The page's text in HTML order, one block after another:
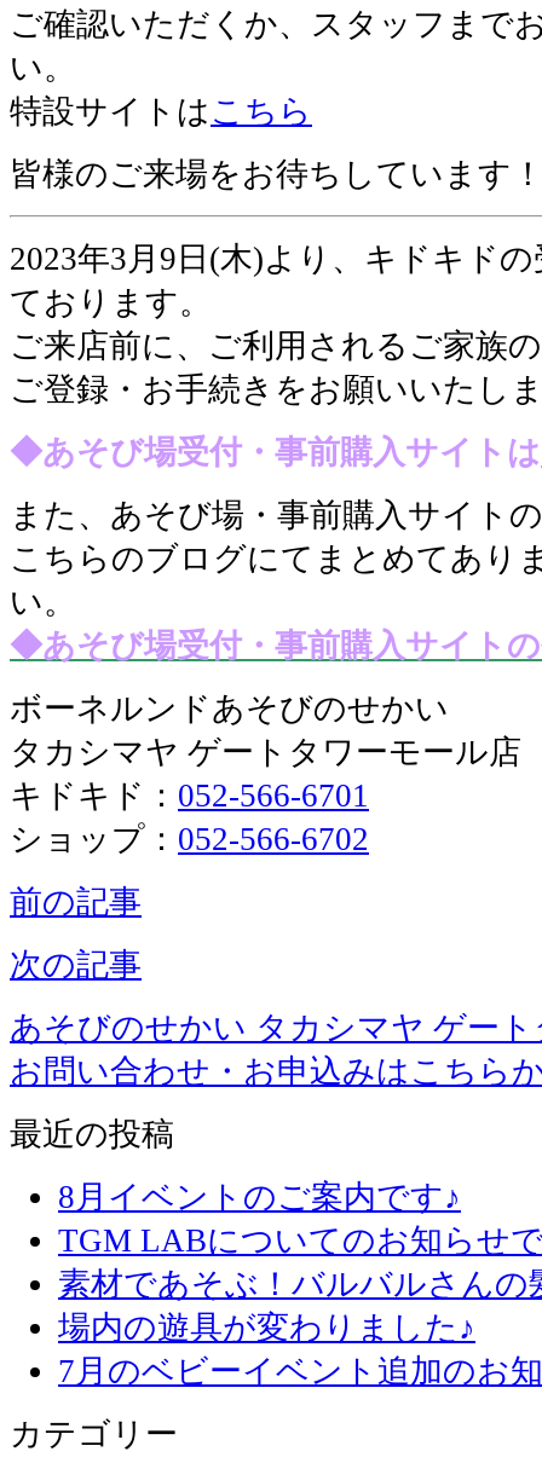
ご確認いただくか、スタッフまで
い。
特設サイトは こちら
皆様のご来場をお待ちしています
2023年3月9日(木)より、キドキド
ております。
ご来店前に、ご利用されるご家族
ご登録・お手続きをお願いいたし
◆あそび場受付・事前購入サイトは
また、あそび場・事前購入サイト
こちらのブログにてまとめてあり
い。
◆あそび場受付・事前購入サイト
ボーネルンドあそびのせかい
タカシマヤ ゲートタワーモール店
キドキド： 052-566-6701
ショップ： 052-566-6702
前の記事
次の記事
あそびのせかい タカシマヤ ゲー
お問い合わせ・お申込みはこちら
最近の投稿
8月イベントのご案内です♪
TGM LABについてのお知らせ
素材であそぶ！バルバルさん
場内の遊具が変わりました♪
7月のベビーイベント追加のお
カテゴリー